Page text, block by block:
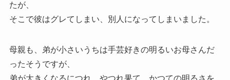
たが、
そこで彼はグレてしまい、別人になってしまいました。
母親も、弟が小さいうちは手芸好きの明るいお母さんだ
ったそうですが、